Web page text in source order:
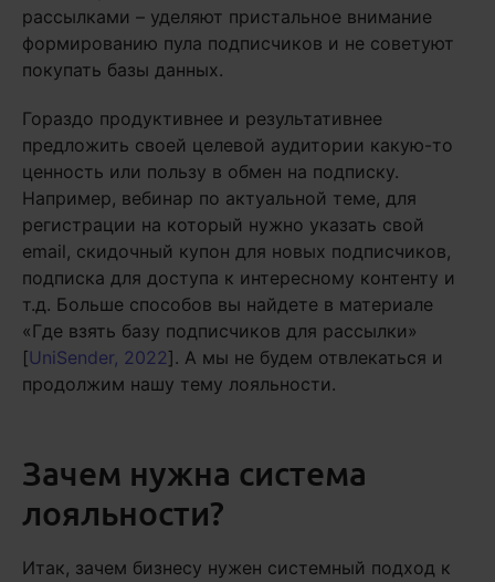
рассылками – уделяют пристальное внимание
формированию пула подписчиков и не советуют
покупать базы данных.
Гораздо продуктивнее и результативнее
предложить своей целевой аудитории какую-то
ценность или пользу в обмен на подписку.
Например, вебинар по актуальной теме, для
регистрации на который нужно указать свой
email, скидочный купон для новых подписчиков,
подписка для доступа к интересному контенту и
т.д. Больше способов вы найдете в материале
«Где взять базу подписчиков для рассылки»
[UniSender, 2022]. А мы не будем отвлекаться и
продолжим нашу тему лояльности.
Зачем нужна система
лояльности?
Итак, зачем бизнесу нужен системный подход к